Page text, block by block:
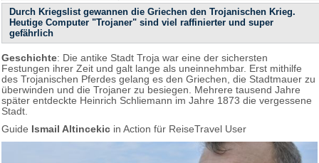
Durch Kriegslist gewannen die Griechen den Trojanischen Krieg.
Heutige Computer "Trojaner" sind viel raffinierter und super
gefährlich
Geschichte: Die antike Stadt Troja war eine der sichersten
Festungen ihrer Zeit und galt lange als uneinnehmbar. Erst mithilfe
des Trojanischen Pferdes gelang es den Griechen, die Stadtmauer zu
überwinden und die Trojaner zu besiegen. Mehrere tausend Jahre
später entdeckte Heinrich Schliemann im Jahre 1873 die vergessene
Stadt.
Guide Ismail Altincekic in Action für ReiseTravel User